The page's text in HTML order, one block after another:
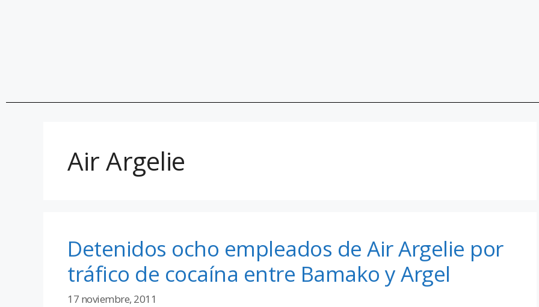
Air Argelie
Detenidos ocho empleados de Air Argelie por
tráfico de cocaína entre Bamako y Argel
17 noviembre, 2011